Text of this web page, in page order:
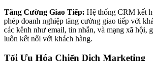
Tăng Cường Giao Tiếp: Hệ thống CRM kết
phép doanh nghiệp tăng cường giao tiếp với
các kênh như email, tin nhắn, và mạng xã hội,
luôn kết nối với khách hàng.
Tối Ưu Hóa Chiến Dịch Marketing